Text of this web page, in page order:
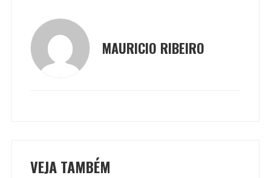
MAURICIO RIBEIRO
VEJA TAMBÉM